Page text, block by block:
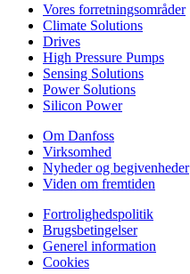
Vores forretningsområder
Climate Solutions
Drives
High Pressure Pumps
Sensing Solutions
Power Solutions
Silicon Power
Om Danfoss
Virksomhed
Nyheder og begivenheder
Viden om fremtiden
Fortrolighedspolitik
Brugsbetingelser
Generel information
Cookies